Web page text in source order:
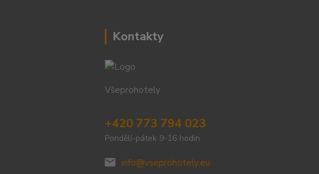
Kontakty
Všeprohotely
+420 773 794 023
Pondělí-pátek 9-16 hodin
info@vseprohotely.eu